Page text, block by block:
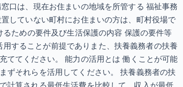
口は、現在お住まいの地域を所管する 福祉事務
していない町村にお住まいの方は、町村役場で
ための要件及び生活保護の内容 保護の要件等
することが前提でありまた、扶養義務者の扶養
ててください。 能力の活用とは 働くことが可能
ずそれらを活用してください。 扶養義務者の扶